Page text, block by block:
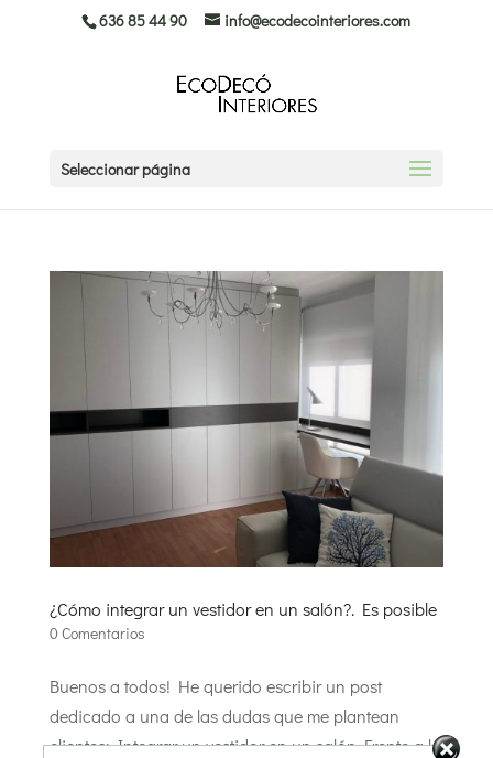
636 85 44 90 info@ecodecointeriores.com
Seleccionar página
¿Cómo integrar un vestidor en un salón?. Es posible
0 Comentarios
Buenos a todos! He querido escribir un post
dedicado a una de las dudas que me plantean
clientes: Integrar un vestidor en un salón Frente a la